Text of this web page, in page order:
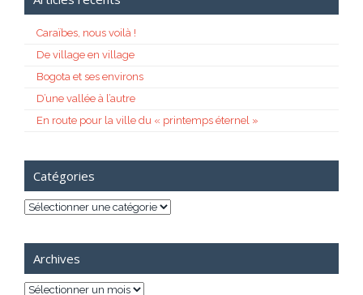
Caraïbes, nous voilà !
De village en village
Bogota et ses environs
D’une vallée à l’autre
En route pour la ville du « printemps éternel »
Catégories
Catégories
Archives
Archives